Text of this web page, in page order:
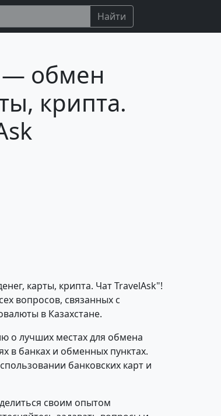
Найти
— обмен
крипта.
карты, крипта. Чат TravelAsk"!
вопросов, связанных с
в Казахстане.
о лучших местах для обмена
в банках и обменных пунктах.
банковских карт и
своим опытом